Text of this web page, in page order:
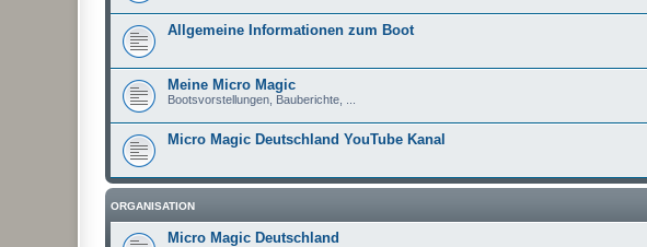
Allgemeine Informationen zum Boot
Meine Micro Magic
Bootsvorstellungen, Bauberichte, ...
Micro Magic Deutschland YouTube Kanal
ORGANISATION
Micro Magic Deutschland